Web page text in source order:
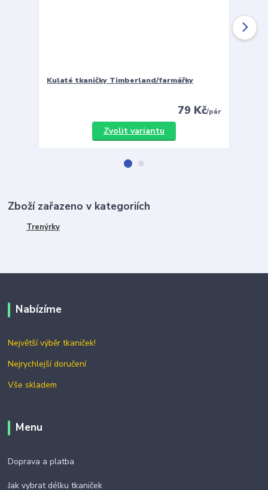
Kulaté tkaničky Timberland/farmářky
79 Kč/pár
Zvolit variantu
Zboží zařazeno v kategoriích
Trenýrky
Nabízíme
Největší výběr tkaniček!
Nejrychlejší doručení
Vše skladem
Menu
Doprava a platba
Jak vybrat délku tkaniček